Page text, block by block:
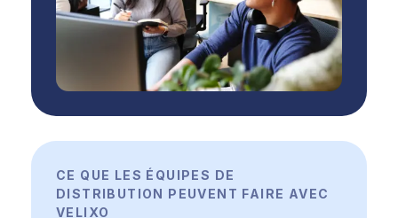
CE QUE LES ÉQUIPES DE
DISTRIBUTION PEUVENT FAIRE AVEC
VELIXO